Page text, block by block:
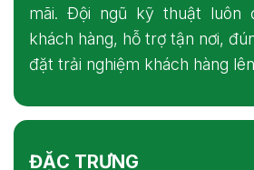
mãi. Đội ngũ kỹ thuật luôn
khách hàng, hỗ trợ tận nơi,
đặt trải nghiệm khách hàng
ĐẶC TRƯNG